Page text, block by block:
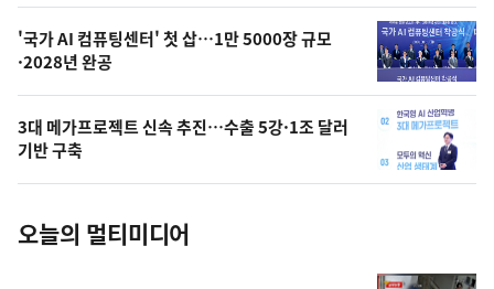
오
의
사
진
'국가 AI 컴퓨팅센터' 첫 삽…1만 5000장 규모
·2028년 완공
3대 메가프로젝트 신속 추진…수출 5강·1조 달러
기반 구축
오늘의 멀티미디어